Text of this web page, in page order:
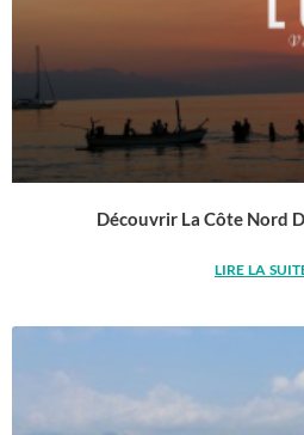
Découvrir La Côte Nord
LIRE LA